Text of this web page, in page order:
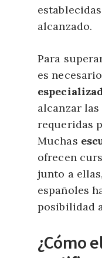
alcanzado.
Para
es
alcanzar
requeridas
Muchas
ofrecen
junto a
españoles
posibilidad
¿Cómo